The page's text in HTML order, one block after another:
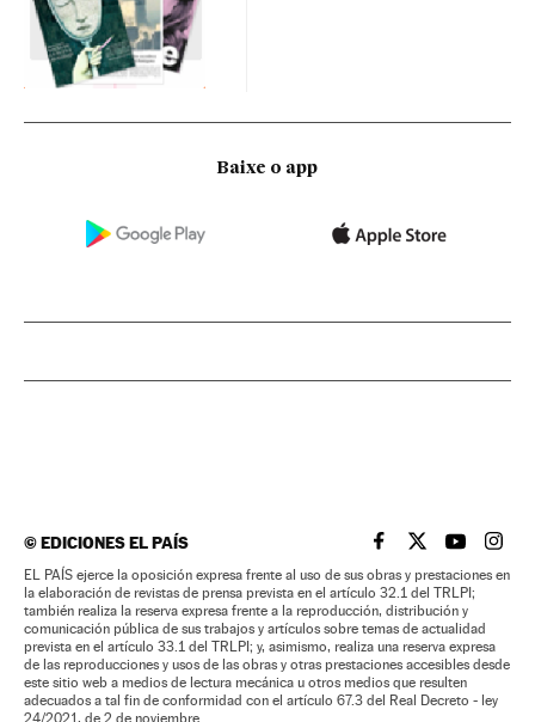
Baixe o app
©EDICIONES EL PAÍS EL PAÍS BRASIL EN
EL PAÍSEL PAÍS
EL
EL PAÍS ejerce la oposición expresa frente al uso de sus obras y prestaciones en
la elaboración de revistas de prensa prevista en el artículo 32.1 del TRLPI;
también realiza la reserva expresa frente a la reproducción, distribución y
comunicación pública de sus trabajos y artículos sobre temas de actualidad
prevista en el artículo 33.1 del TRLPI; y, asimismo, realiza una reserva expresa
de las reproducciones y usos de las obras y otras prestaciones accesibles desde
este sitio web a medios de lectura mecánica u otros medios que resulten
adecuados a tal fin de conformidad con el artículo 67.3 del Real Decreto - ley